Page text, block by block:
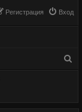
Вход
Регистрация